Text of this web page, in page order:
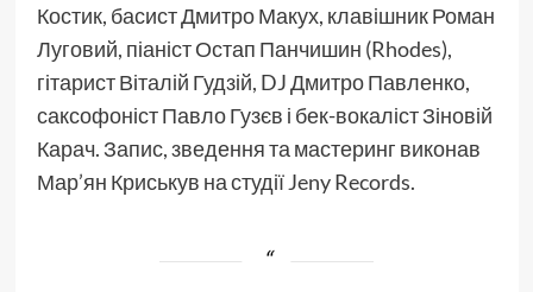
Костик, басист Дмитро Макух, клавішник Роман
Луговий, піаніст Остап Панчишин (Rhodes),
гітарист Віталій Гудзій, DJ Дмитро Павленко,
саксофоніст Павло Гузєв і бек-вокаліст Зіновій
Карач. Запис, зведення та мастеринг виконав
Мар’ян Криськув на студії Jeny Records.